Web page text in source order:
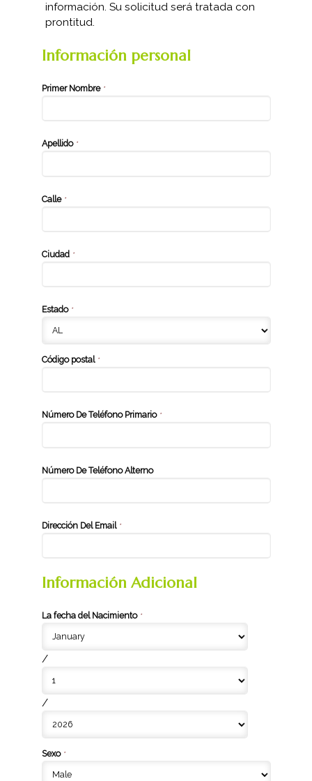
información. Su solicitud será tratada con
prontitud.
Información personal
Primer Nombre *
Apellido*
Calle*
Ciudad*
Estado*
Código postal*
Número De Teléfono Primario*
Número De Teléfono Alterno
Dirección Del Email*
Información Adicional
La fecha del Nacimiento*
/
/
Sexo*